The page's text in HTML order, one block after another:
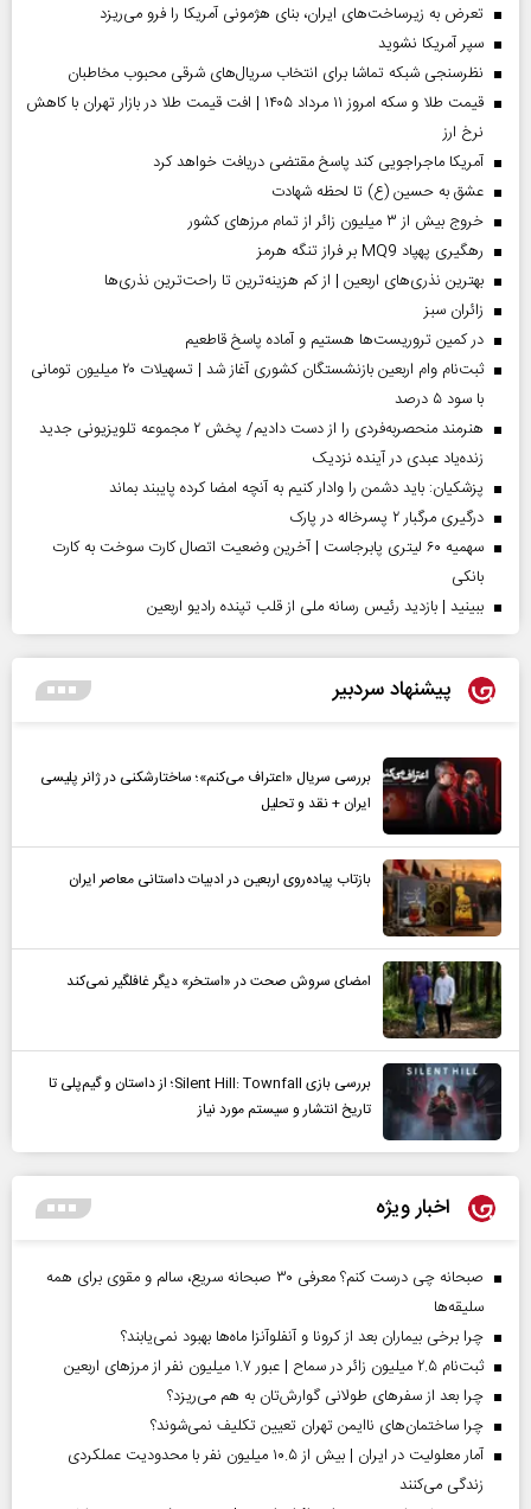
تعرض به زیرساخت‌های ایران، بنای هژمونی آمریکا را فرو می‌ریزد
سپر آمریکا نشوید
نظرسنجی شبکه تماشا برای انتخاب سریال‌های شرقی محبوب مخاطبان
قیمت طلا و سکه امروز ۱۱ مرداد ۱۴۰۵ | افت قیمت طلا در بازار تهران با کاهش
نرخ ارز
آمریکا ماجراجویی کند پاسخ مقتضی دریافت خواهد کرد
عشق به حسین (ع) تا لحظه شهادت
خروج بیش از ۳ میلیون زائر از تمام مرز‌های کشور
رهگیری پهپاد MQ9 بر فراز تنگه هرمز
بهترین نذری‌های اربعین | از کم هزینه‌ترین تا راحت‌ترین نذری‌ها
‌زائران سبز
در کمین تروریست‌ها هستیم و آماده پاسخ قاطعیم
ثبت‌نام وام اربعین بازنشستگان کشوری آغاز شد | تسهیلات ۲۰ میلیون تومانی
با سود ۵ درصد
هنرمند منحصر‌به‌فردی را از دست دادیم/ پخش ۲ مجموعه تلویزیونی جدید
زنده‌یاد عبدی در آینده نزدیک
پزشکیان: باید دشمن را وادار کنیم به آنچه امضا کرده پایبند بماند
درگیری مرگبار ۲ پسرخاله در پارک
سهمیه ۶۰ لیتری پابرجاست | آخرین وضعیت اتصال کارت سوخت به کارت
بانکی
ببینید | بازدید رئیس رسانه ملی از قلب تپنده رادیو اربعین
پیشنهاد سردبیر
بررسی سریال «اعتراف می‌کنم»؛ ساختارشکنی در ژانر پلیسی
ایران + نقد و تحلیل
بازتاب پیاده‌روی اربعین در ادبیات داستانی معاصر ایران
امضای سروش صحت در «استخر» دیگر غافلگیر نمی‌کند
بررسی بازی Silent Hill: Townfall؛ از داستان و گیم‌پلی تا
تاریخ انتشار و سیستم مورد نیاز
اخبار ویژه
صبحانه چی درست کنم؟ معرفی ۳۰ صبحانه سریع، سالم و مقوی برای همه
سلیقه‌ها
چرا برخی بیماران بعد از کرونا و آنفلوآنزا ماه‌ها بهبود نمی‌یابند؟
ثبت‌نام ۲.۵ میلیون زائر در سماح | عبور ۱.۷ میلیون نفر از مرز‌های اربعین
چرا بعد از سفرهای طولانی گوارش‌تان به هم می‌ریزد؟
چرا ساختمان‌های ناایمن تهران تعیین تکلیف نمی‌شوند؟
آمار معلولیت در ایران | بیش از ۱۰.۵ میلیون نفر با محدودیت عملکردی
زندگی می‌کنند